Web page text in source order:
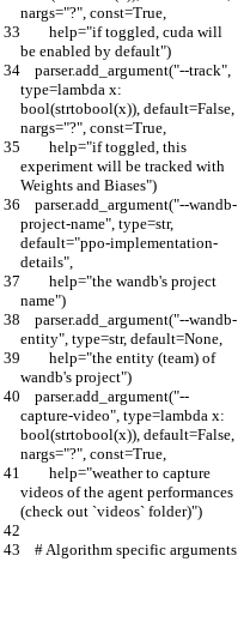
nargs="?", const=True,
be enabled by default")
type=lambda x:
bool(strtobool(x)), default=False,
nargs="?", const=True,
experiment will be tracked with
Weights and Biases")
project-name", type=str,
default="ppo-implementation-
details",
name")
entity", type=str, default=None,
wandb's project")
capture-video", type=lambda x:
bool(strtobool(x)), default=False,
nargs="?", const=True,
videos of the agent performances
(check out `videos` folder)")
    # Algorithm specific arguments